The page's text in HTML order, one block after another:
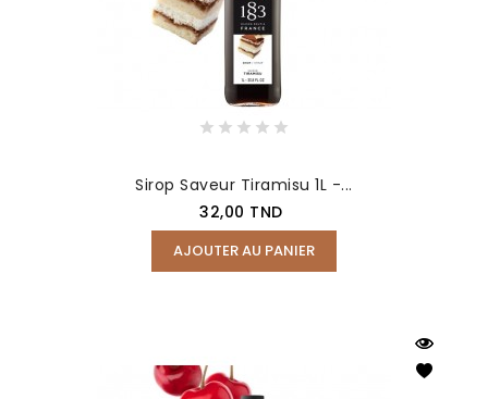
Sirop Saveur Tiramisu 1L -...
Prix
32,00 TND
AJOUTER AU PANIER